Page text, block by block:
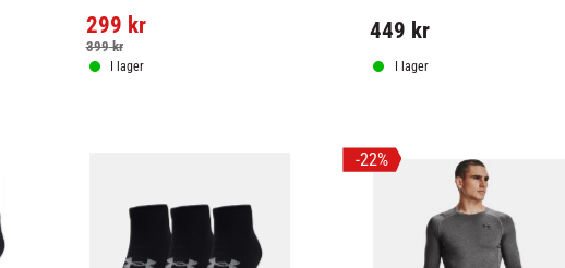
299 kr
399kr
I lager
449 kr
I lager
22%